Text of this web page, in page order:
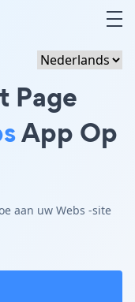
Page
App Op
aan uw Webs -site